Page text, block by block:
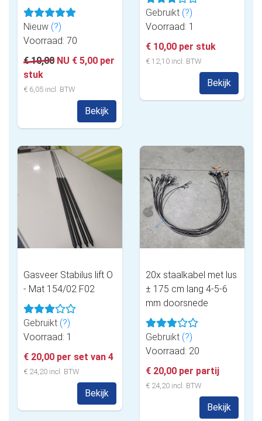
Nieuw (?)
Voorraad: 70
€ 10,00 NU € 5,00 per
stuk
€ 6,05 incl. BTW
Bekijk
Gebruikt (?)
Voorraad: 1
€ 10,00 per stuk
€ 12,10 incl. BTW
Bekijk
Gasveer Stabilus lift O
- Mat 154/02 F02
Gebruikt (?)
Voorraad: 1
€ 20,00 per set van 4
€ 24,20 incl. BTW
Bekijk
20x staalkabel met lus
± 175 cm lang 4-5-6
mm doorsnede
Gebruikt (?)
Voorraad: 20
€ 20,00 per partij
€ 24,20 incl. BTW
Bekijk